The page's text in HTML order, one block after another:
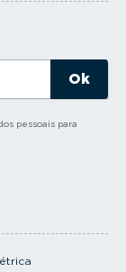
pessoais para